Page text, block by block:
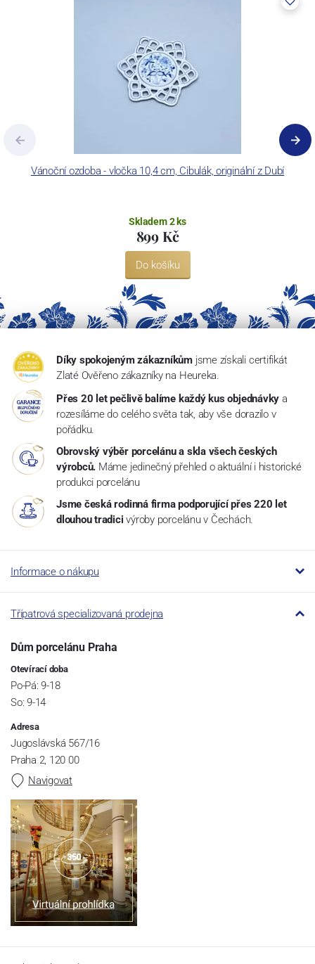
Vánoční ozdoba - vločka 10,4 cm, Cibulák, originální z Dubí
Skladem 2 ks
899 Kč
Do košíku
Díky spokojeným zákazníkům jsme získali certifikát
Zlaté Ověřeno zákazníky na Heureka.
Přes 20 let pečlivě balíme každý kus objednávky a
rozesíláme do celého světa tak, aby vše dorazilo v
pořádku.
Obrovský výběr porcelánu a skla všech českých
výrobců. Máme jedinečný přehled o aktuální i historické
produkci porcelánu
Jsme česká rodinná firma podporující přes 220 let
dlouhou tradici výroby porcelánu v Čechách.
Informace o nákupu
Třípatrová specializovaná prodejna
Dům porcelánu Praha
Otevírací doba
Po-Pá: 9-18
So: 9-14
Adresa
Jugoslávská 567/16
Praha 2, 120 00
Navigovat